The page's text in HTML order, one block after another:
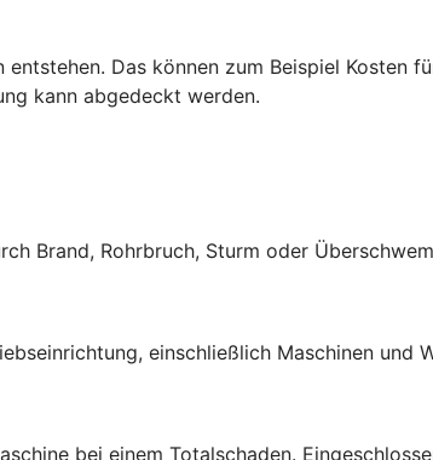
Das können zum Beispiel Kosten
kann abgedeckt werden.
Brand, Rohrbruch, Sturm oder
einschließlich Maschinen und
bei einem Totalschaden.